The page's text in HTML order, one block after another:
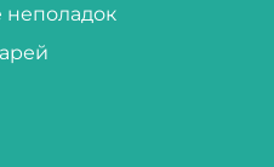
неполадок